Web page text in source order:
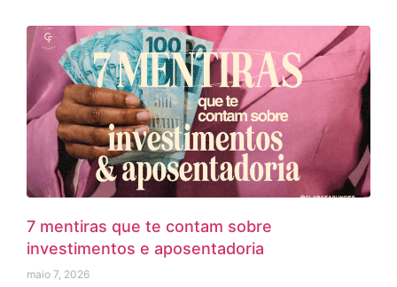
7 mentiras que te contam sobre
investimentos e aposentadoria
maio 7, 2026